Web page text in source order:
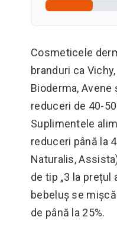
Cosmeticele
branduri ca
Bioderma,
reduceri de 40-
Suplimentele
reduceri până la
Naturalis,
de tip „3 la prețul
bebeluș se
de până la 25%.